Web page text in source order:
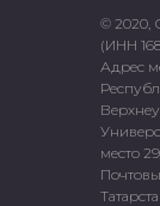
© 2020,
(ИНН
Адрес
место